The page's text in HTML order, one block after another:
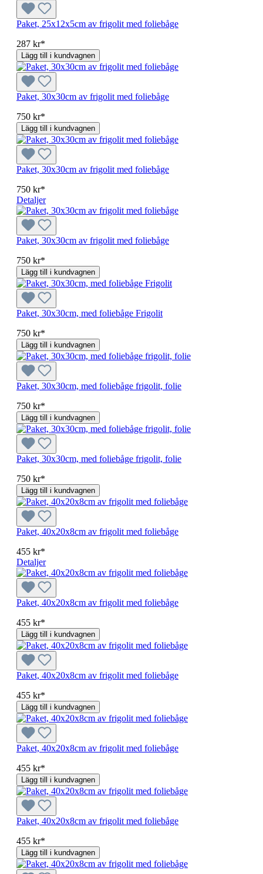
Paket, 25x12x5cm av frigolit med foliebåge
287 kr*
Lägg till i kundvagnen
Paket, 30x30cm av frigolit med foliebåge
750 kr*
Lägg till i kundvagnen
Paket, 30x30cm av frigolit med foliebåge
750 kr*
Detaljer
Paket, 30x30cm av frigolit med foliebåge
750 kr*
Lägg till i kundvagnen
Paket, 30x30cm, med foliebåge Frigolit
750 kr*
Lägg till i kundvagnen
Paket, 30x30cm, med foliebåge frigolit, folie
750 kr*
Lägg till i kundvagnen
Paket, 30x30cm, med foliebåge frigolit, folie
750 kr*
Lägg till i kundvagnen
Paket, 40x20x8cm av frigolit med foliebåge
455 kr*
Detaljer
Paket, 40x20x8cm av frigolit med foliebåge
455 kr*
Lägg till i kundvagnen
Paket, 40x20x8cm av frigolit med foliebåge
455 kr*
Lägg till i kundvagnen
Paket, 40x20x8cm av frigolit med foliebåge
455 kr*
Lägg till i kundvagnen
Paket, 40x20x8cm av frigolit med foliebåge
455 kr*
Lägg till i kundvagnen